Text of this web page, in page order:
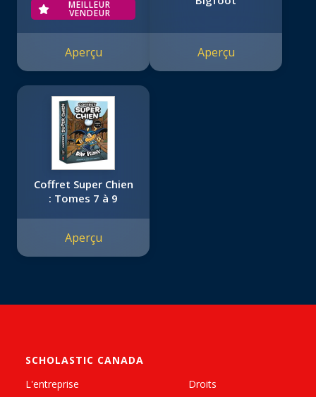
MEILLEUR
VENDEUR
Aperçu Aperçu
Coffret Super Chien
: Tomes 7 à 9
Aperçu
SCHOLASTIC CANADA
L'entreprise
Droits